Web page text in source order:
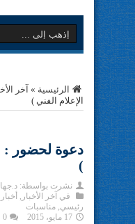
الرئيسية » آخر
الإعلام الفني )
دعوة لحضور : (
)
نشرت بواسطة:
في آخر الأخبار ,
رئيسي, مناسبات
17 مايو، 2015
0